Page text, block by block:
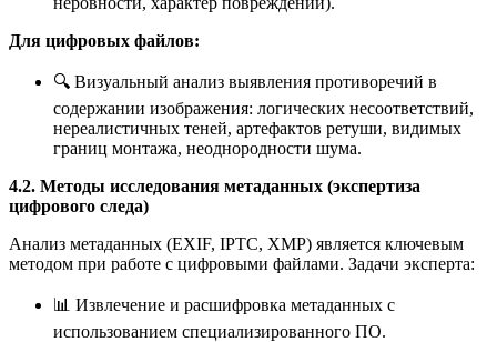
Для цифровых файлов:
🔍 Визуальный анализ выявления противоречий в
содержании изображения: логических несоответствий,
нереалистичных теней, артефактов ретуши, видимых
границ монтажа, неоднородности шума.
4.2. Методы исследования метаданных (экспертиза
цифрового следа)
Анализ метаданных (EXIF, IPTC, XMP) является ключевым
методом при работе с цифровыми файлами. Задачи эксперта:
📊 Извлечение и расшифровка метаданных с
использованием специализированного ПО.